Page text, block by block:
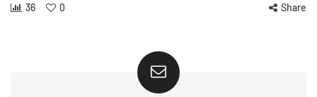
36 0 Share